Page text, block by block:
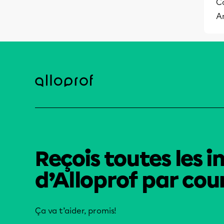
Reçois toutes les
d’Alloprof par
Ça va t’aider, promis!